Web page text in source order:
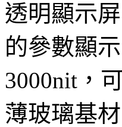
透明顯示
的參數顯
3000nit，
薄玻璃基